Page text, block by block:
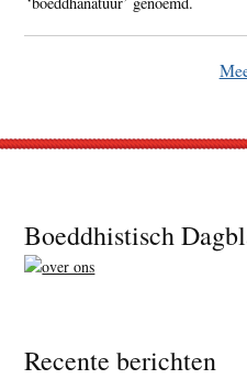
Footer
Boeddhistisch
Recente berichten